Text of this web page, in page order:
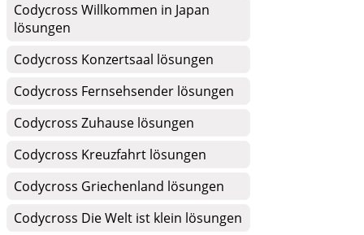
Codycross Willkommen in Japan
lösungen
Codycross Konzertsaal lösungen
Codycross Fernsehsender lösungen
Codycross Zuhause lösungen
Codycross Kreuzfahrt lösungen
Codycross Griechenland lösungen
Codycross Die Welt ist klein lösungen